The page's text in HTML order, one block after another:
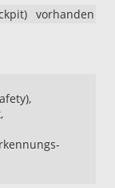
vorhanden